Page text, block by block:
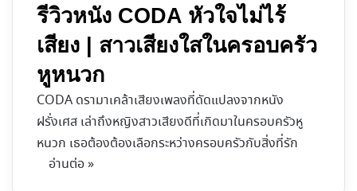
รีวิวหนัง CODA หัวใจไม่ไร้
เสียง | สาวเสียงใสในครอบครัว
หูหนวก
CODA ดรามาเคล้าเสียงเพลงที่ดัดแปลงจากหนัง
ฝรั่งเศส เล่าถึงหญิงสาวเสียงดีที่เกิดมาในครอบครัวหู
หนวก เธอต้องต้องเลือกระหว่างครอบครัวกับสิ่งที่รัก
อ่านต่อ »